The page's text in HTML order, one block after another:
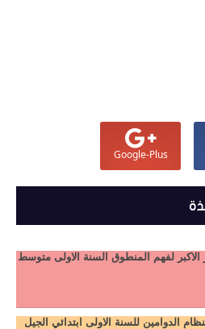
Google-Plus
لفهم المنطوق السنة الاولى متوسط
الدوامين للسنة الاولى ابتدائي الجيل